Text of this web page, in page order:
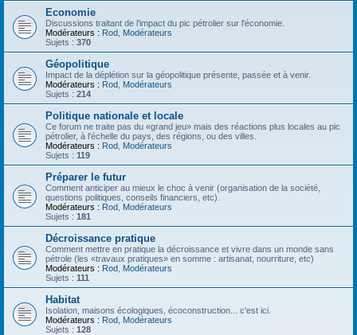
Economie
Discussions traitant de l'impact du pic pétrolier sur l'économie.
Modérateurs : Rod Modérateurs
Sujets : 370
Géopolitique
Impact de la déplétion sur la géopolitique présente, passée et à venir.
Modérateurs : Rod Modérateurs
Sujets : 214
Politique nationale et locale
Ce forum ne traite pas du «grand jeu» mais des réactions plus locales au pic
pétrolier, à l'échelle du pays, des régions, ou des villes.
Modérateurs : Rod Modérateurs
Sujets : 119
Préparer le futur
Comment anticiper au mieux le choc à venir (organisation de la société,
questions politiques, conseils financiers, etc).
Modérateurs : Rod Modérateurs
Sujets : 181
Décroissance pratique
Comment mettre en pratique la décroissance et vivre dans un monde sans
pétrole (les «travaux pratiques» en somme : artisanat, nourriture, etc)
Modérateurs : Rod Modérateurs
Sujets : 111
Habitat
Isolation, maisons écologiques, écoconstruction... c'est ici.
Modérateurs : Rod Modérateurs
Sujets : 128